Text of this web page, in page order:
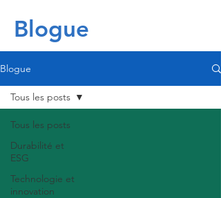
Blogue
Blogue
Tous les posts
Durabilité et
ESG
Technologie et
innovation
Tous les posts